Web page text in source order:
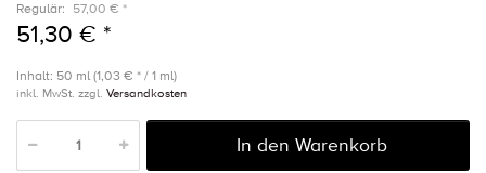
Regulär: 57,00 € *
51,30 € *
Inhalt: 50 ml (1,03 € * / 1 ml)
inkl. MwSt. zzgl. Versandkosten
In den Warenkorb